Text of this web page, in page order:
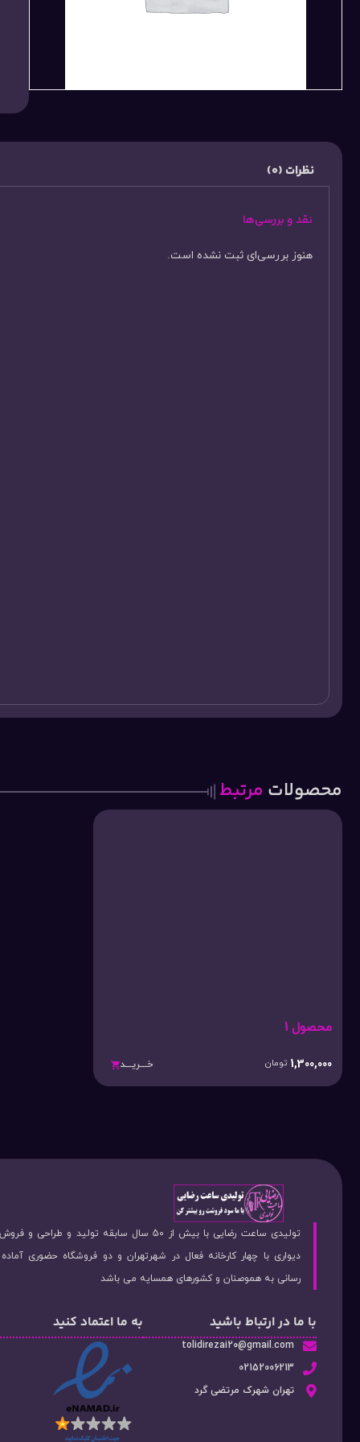
نظرات (0)
نقد و بررسی‌ها
هنوز بررسی‌ای ثبت نشده است.
محصولات مرتبط
محصول 1
1,300,000 تومان خـــریـــد
تولیدی ساعت رضایی با بیش از 50 سال سابقه تولید و
دیواری با چهار کارخانه فعال در شهرتهران و دو فروشگاه حضوری
رسانی به هموصنان و کشورهای همسایه می باشد
با ما در ارتباط باشید
tolidirezai20@gmail.com
02152006213
تهران شهرک مرتضی گرد
به ما اعتماد کنید